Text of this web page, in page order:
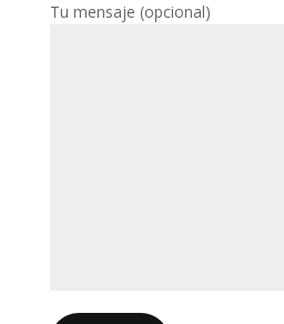
Tu mensaje (opcional)